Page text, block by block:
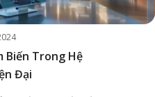
Biến Trong Hệ
Đại